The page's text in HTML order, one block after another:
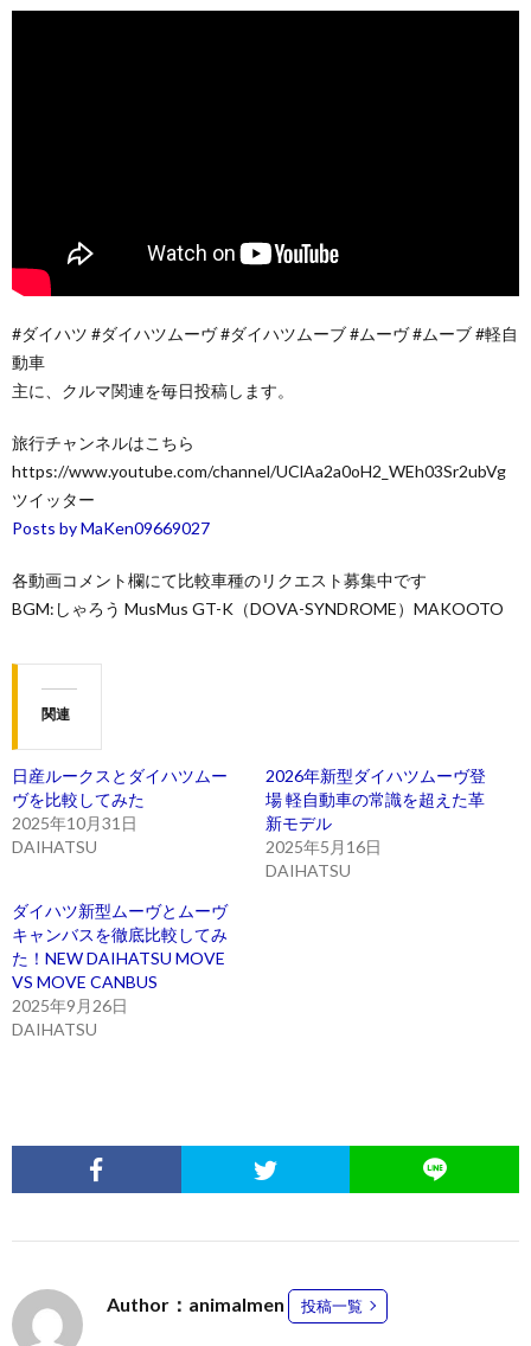
#ダイハツ #ダイハツムーヴ #ダイハツムーブ #ムーヴ #ムーブ #軽自
動車
主に、クルマ関連を毎日投稿します。
旅行チャンネルはこちら
https://www.youtube.com/channel/UClAa2a0oH2_WEh03Sr2ubVg
ツイッター
Posts by MaKen09669027
各動画コメント欄にて比較車種のリクエスト募集中です
BGM:しゃろう MusMus GT-K（DOVA-SYNDROME）MAKOOTO
関連
日産ルークスとダイハツムー
ヴを比較してみた
2025年10月31日
DAIHATSU
2026年新型ダイハツムーヴ登
場 軽自動車の常識を超えた革
新モデル
2025年5月16日
DAIHATSU
ダイハツ新型ムーヴとムーヴ
キャンバスを徹底比較してみ
た！NEW DAIHATSU MOVE
VS MOVE CANBUS
2025年9月26日
DAIHATSU
Author：animalmen 投稿一覧